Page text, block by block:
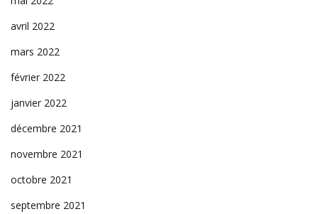
avril 2022
mars 2022
février 2022
janvier 2022
décembre 2021
novembre 2021
octobre 2021
septembre 2021